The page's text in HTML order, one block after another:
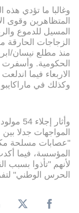
وغالبا ما تؤدي
المتظاهرين وقوى
المسيل للدموع
منذ مطلع نيسان/
الحكومية.
الاربعاء فيما
وكذلك في
وأثار
المواجهات جدلا
"عصابات مسلحة
المؤسسة، فيما
لأنهم "تأذوا بسبب
الحرس الوطني"